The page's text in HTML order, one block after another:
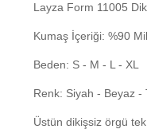
Layza Form 11005
Kumaş İçeriği: %90
Beden: S - M - L - XL
Renk: Siyah - Beyaz -
Üstün dikişsiz örgü